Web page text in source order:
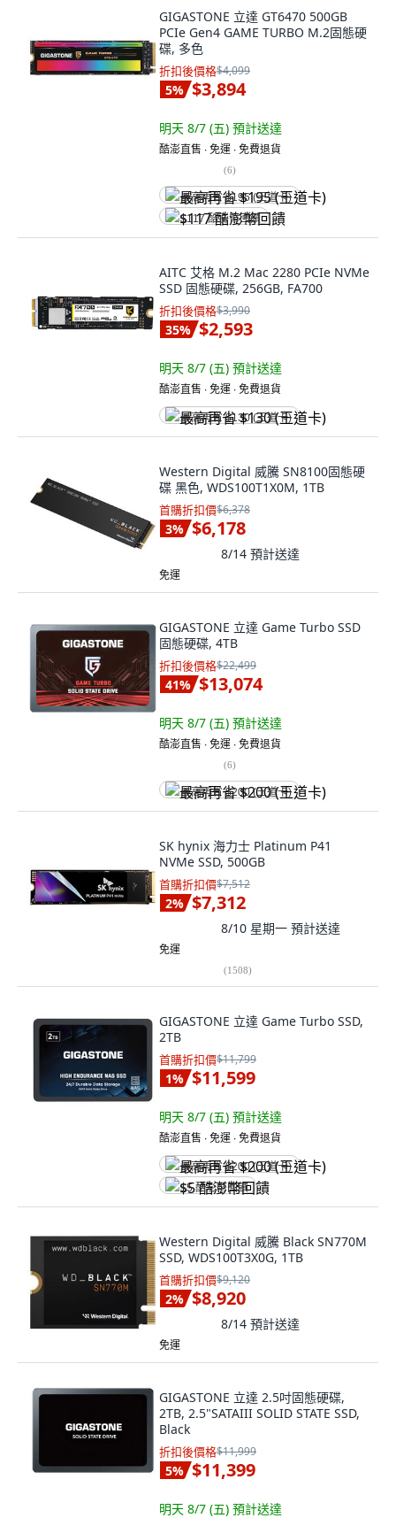
GIGASTONE 立達 GT6470 500GB
PCIe Gen4 GAME TURBO M.2固態硬
碟, 多色
折扣後價格$4,099
5% $3,894
明天 8/7 (五) 預計送達
酷澎直售 ∙ 免運 ∙ 免費退貨
(6)
最高再省 $195 (王道卡)
$117 酷澎幣回饋
AITC 艾格 M.2 Mac 2280 PCIe NVMe
SSD 固態硬碟, 256GB, FA700
折扣後價格$3,990
35% $2,593
明天 8/7 (五) 預計送達
酷澎直售 ∙ 免運 ∙ 免費退貨
最高再省 $130 (王道卡)
Western Digital 威騰 SN8100固態硬
碟 黑色, WDS100T1X0M, 1TB
首購折扣價$6,378
3% $6,178
8/14 預計送達
免運
GIGASTONE 立達 Game Turbo SSD
固態硬碟, 4TB
折扣後價格$22,499
41% $13,074
明天 8/7 (五) 預計送達
酷澎直售 ∙ 免運 ∙ 免費退貨
(6)
最高再省 $200 (王道卡)
SK hynix 海力士 Platinum P41
NVMe SSD, 500GB
首購折扣價$7,512
2% $7,312
8/10 星期一 預計送達
免運
(1508)
GIGASTONE 立達 Game Turbo SSD,
2TB
首購折扣價$11,799
1% $11,599
明天 8/7 (五) 預計送達
酷澎直售 ∙ 免運 ∙ 免費退貨
最高再省 $200 (王道卡)
$5 酷澎幣回饋
Western Digital 威騰 Black SN770M
SSD, WDS100T3X0G, 1TB
首購折扣價$9,120
2% $8,920
8/14 預計送達
免運
GIGASTONE 立達 2.5吋固態硬碟,
2TB, 2.5"SATAIII SOLID STATE SSD,
Black
折扣後價格$11,999
5% $11,399
明天 8/7 (五) 預計送達